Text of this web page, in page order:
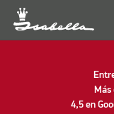
4,5 en